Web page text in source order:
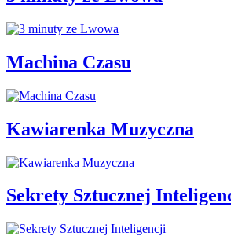
Machina Czasu
Kawiarenka Muzyczna
Sekrety Sztucznej